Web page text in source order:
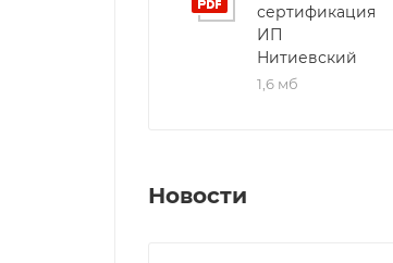
сертификация
ИП
Нитиевский
1,6 мб
Новости